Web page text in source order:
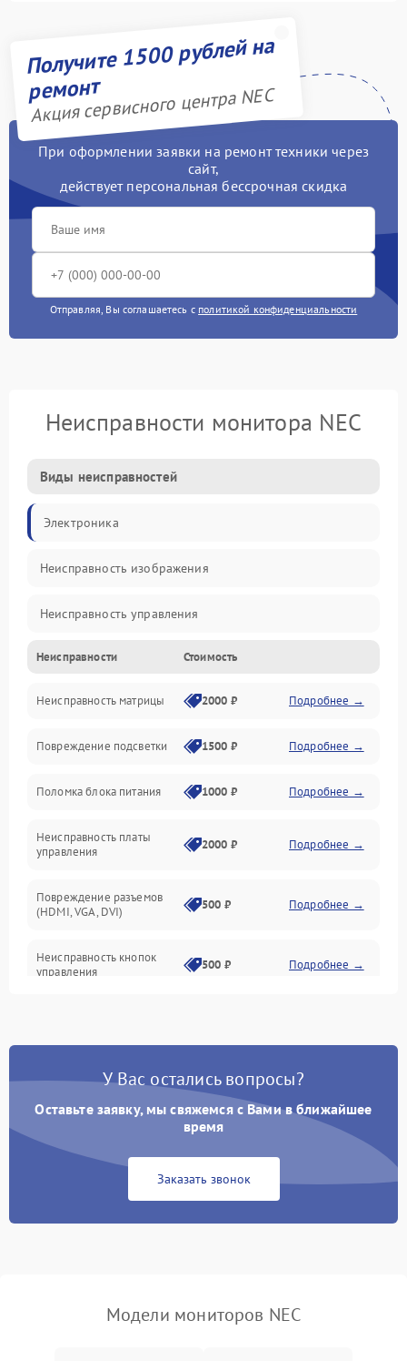
Получите 1500 рублей на
ремонт
Акция сервисного центра NEC
При оформлении заявки на ремонт техники через
сайт,
действует персональная бессрочная скидка
Отправляя, Вы соглашаетесь с политикой конфиденциальности
Неисправности монитора NEC
Виды неисправностей
Электроника
Неисправность изображения
Неисправность управления
Неисправность интерфейсов
Прочие неисправности
Неисправность звука
Механические повреждения
Неисправности Стоимость
Неисправность матрицы 2000 ₽ Подробнее →
Повреждение подсветки 1500 ₽ Подробнее →
Поломка блока питания 1000 ₽ Подробнее →
Неисправность платы
управления
2000 ₽ Подробнее →
Повреждение разъемов
(HDMI, VGA, DVI)
500 ₽ Подробнее →
Неисправность кнопок
управления
500 ₽ Подробнее →
питания
Подробнее →
защиты от перегрузок
1000 ₽ Подробнее →
1000 ₽
У Вас остались вопросы?
Оставьте заявку, мы свяжемся с Вами в ближайшее
время
Заказать звонок
Модели мониторов NEC